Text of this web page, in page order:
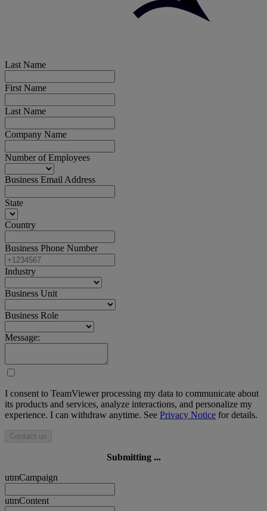
Last Name
First Name
Last Name
Company Name
Number of Employees
Business Email Address
State
Country
Business Phone Number
Industry
Business Unit
Business Role
Message:
I consent to TeamViewer processing my data to communicate about
its products and services, analyze interactions, and personalize my
experience. I can withdraw anytime. See Privacy Notice for details.
Contact us
Submitting ...
utmCampaign
utmContent